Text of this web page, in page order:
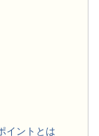
イントとは